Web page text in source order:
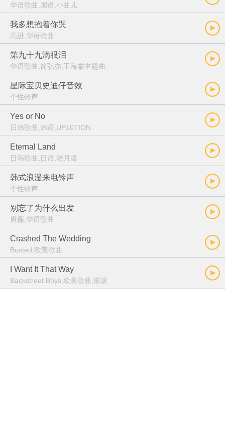
华语歌曲,国语,小曲儿
我多想抱着你哭
高进,华语歌曲
第九十九滴眼泪
华语歌曲,简弘亦,玉海棠主题曲
星际宝贝史迪仔音效
个性铃声
Yes or No
日韩歌曲,韩语,UP10TION
Eternal Land
日韩歌曲,日语,晓月凛
韩式浪漫来电铃声
个性铃声
别忘了为什么出发
唐磊,华语歌曲
Crashed The Wedding
Busted,欧美歌曲
I Want It That Way
Backstreet Boys,欧美歌曲,摇滚